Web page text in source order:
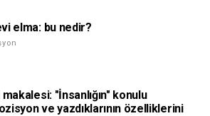
elma: bu nedir?
"İnsanlığın" konulu
ve yazdıklarının özelliklerini